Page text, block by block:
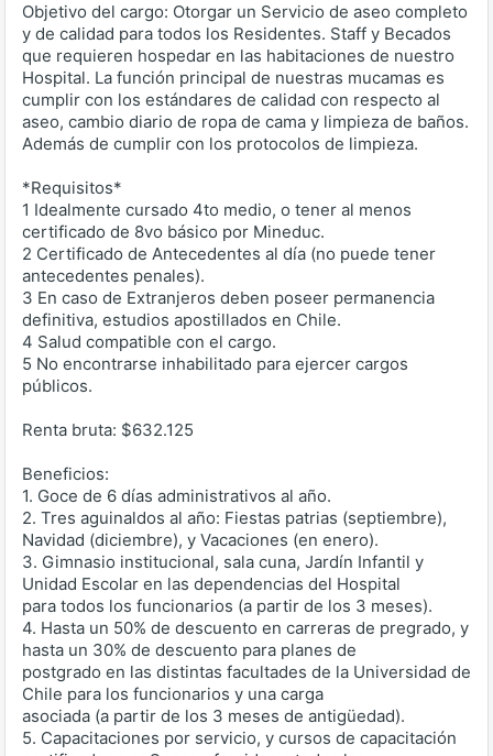
Objetivo del cargo: Otorgar un Servicio de aseo completo
y de calidad para todos los Residentes. Staff y Becados
que requieren hospedar en las habitaciones de nuestro
Hospital. La función principal de nuestras mucamas es
cumplir con los estándares de calidad con respecto al
aseo, cambio diario de ropa de cama y limpieza de baños.
Además de cumplir con los protocolos de limpieza.
*Requisitos*
1 Idealmente cursado 4to medio, o tener al menos
certificado de 8vo básico por Mineduc.
2 Certificado de Antecedentes al día (no puede tener
antecedentes penales).
3 En caso de Extranjeros deben poseer permanencia
definitiva, estudios apostillados en Chile.
4 Salud compatible con el cargo.
5 No encontrarse inhabilitado para ejercer cargos
públicos.
Renta bruta: $632.125
Beneficios:
1. Goce de 6 días administrativos al año.
2. Tres aguinaldos al año: Fiestas patrias (septiembre),
Navidad (diciembre), y Vacaciones (en enero).
3. Gimnasio institucional, sala cuna, Jardín Infantil y
Unidad Escolar en las dependencias del Hospital
para todos los funcionarios (a partir de los 3 meses).
4. Hasta un 50% de descuento en carreras de pregrado, y
hasta un 30% de descuento para planes de
postgrado en las distintas facultades de la Universidad de
Chile para los funcionarios y una carga
asociada (a partir de los 3 meses de antigüedad).
5. Capacitaciones por servicio, y cursos de capacitación